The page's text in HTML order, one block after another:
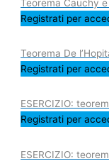
Teorema Cauchy
Registrati per
Teorema De
Registrati per
ESERCIZIO:
Registrati per
ESERCIZIO: